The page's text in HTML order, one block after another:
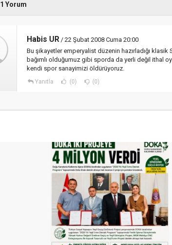
1 Yorum
Habis UR / 22 Şubat 2008 Cuma 20:00
Bu şikayetler emperyalist düzenin hazırladığı klasik
bağımlı olduğumuz gibi sporda da yerli değil ithal
kendi spor sanayimizi öldürüyoruz.
Yanıtla (0) (0)